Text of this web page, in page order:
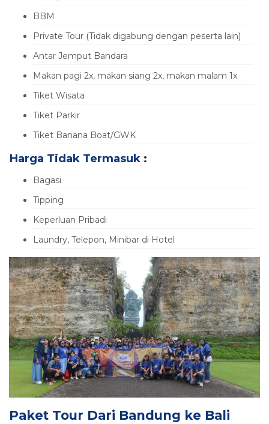
BBM
Private Tour (Tidak digabung dengan peserta lain)
Antar Jemput Bandara
Makan pagi 2x, makan siang 2x, makan malam 1x
Tiket Wisata
Tiket Parkir
Tiket Banana Boat/GWK
Harga Tidak Termasuk :
Bagasi
Tipping
Keperluan Pribadi
Laundry, Telepon, Minibar di Hotel
Paket Tour Dari Bandung ke Bali